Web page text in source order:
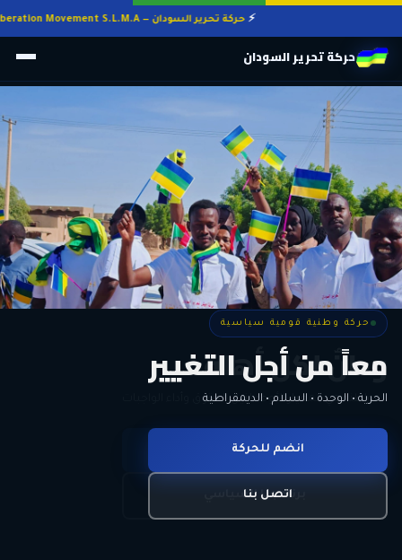
حركة تحرير السودان — Sudan Liberation Movement S.L.M.A
حركة تحرير السودان
حركة وطنية قومية سياسية
وطنٌ لكل أهله
المواطنة هي المعيار الأوحد لنيل الحقوق وأداء الواجبات
تعرّف على الحركة
برنامجنا السياسي
حركة وطنية قومية سياسية
معاً من أجل التغيير
الحرية • الوحدة • السلام • الديمقراطية
انضم للحركة
اتصل بنا